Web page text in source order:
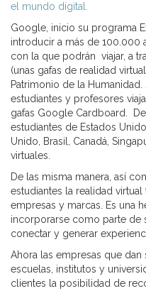
el mundo digital.
Google, inicio su programa
introducir a más de 100.000
con la que podrán viajar, a
(unas gafas de realidad
Patrimonio de la
estudiantes y profesores
gafas Google Cardboard.
estudiantes de Estados
Unido, Brasil, Canadá,
virtuales.
De las misma manera, así
estudiantes la realidad
empresas y marcas. Es una
incorporarse como parte de
conectar y generar
Ahora las empresas que
escuelas, institutos y
clientes la posibilidad de